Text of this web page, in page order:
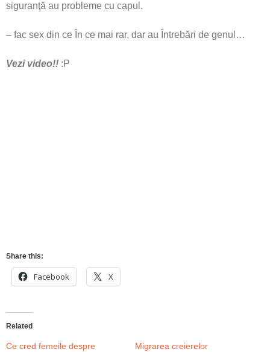
siguranţă au probleme cu capul.
– fac sex din ce În ce mai rar, dar au Întrebări de genul…
Vezi video!! :P
Share this:
Facebook X
Related
Ce cred femeile despre
Migrarea creierelor